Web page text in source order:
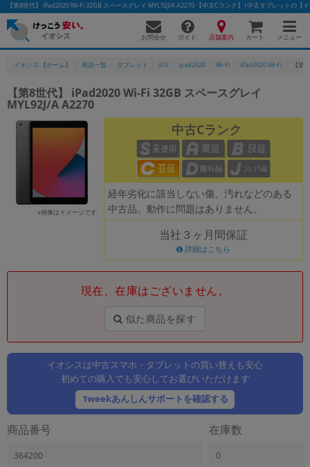
【第8世代】 iPad2020 Wi-Fi 32GB スペースグレイ MYL92J/A A2270 【中古Cランク】|中古タブレットの【
お問合せ ガイド 店舗案内 カート メニュー
イオシス 【ホーム】 商品一覧 タブレット iOS ipad2020 Wi-Fi iPad2020 Wi-Fi 【第
【第8世代】 iPad2020 Wi-Fi 32GB スペースグレイ
MYL92J/A A2270
※画像はイメージです
中古Cランク
経年劣化に該当しない傷、汚れなどのある
中古品。動作に問題はありません。
当社３ヶ月間保証
詳細はこちら
現在、在庫はございません。
似た商品を探す
イオシスは中古スマホ・タブレットの買い替えも安心
初めての購入でも安心してお選びいただけます
1weekあんしんサポートを確認する
商品番号
364200
在庫数
0
かんたんパソコン検索に切り替える
除外ワード
人気の検索ワード： Let's note EliteBookMacBook
「スマートフォン」「タブレット」など
製造、販売メーカーの絞り込み
「Apple」「SONY」「SHARP」など
商品の搭載機能による絞り込み
ドライブ
ドライブの絞り込み